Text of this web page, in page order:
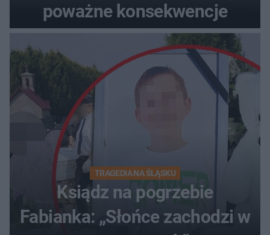
poważne konsekwencje
TRAGEDIA NA ŚLĄSKU
Ksiądz na pogrzebie
Fabianka: „Słońce zachodzi w